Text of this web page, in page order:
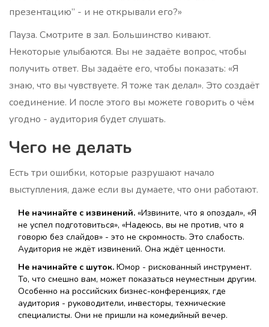
презентацию” - и не открывали его?»
Пауза. Смотрите в зал. Большинство кивают.
Некоторые улыбаются. Вы не задаёте вопрос, чтобы
получить ответ. Вы задаёте его, чтобы показать: «Я
знаю, что вы чувствуете. Я тоже так делал». Это создаёт
соединение. И после этого вы можете говорить о чём
угодно - аудитория будет слушать.
Чего не делать
Есть три ошибки, которые разрушают начало
выступления, даже если вы думаете, что они работают.
Не начинайте с извинений. «Извините, что я опоздал», «Я
не успел подготовиться», «Надеюсь, вы не против, что я
говорю без слайдов» - это не скромность. Это слабость.
Аудитория не ждёт извинений. Она ждёт ценности.
Не начинайте с шуток. Юмор - рискованный инструмент.
То, что смешно вам, может показаться неуместным другим.
Особенно на российских бизнес-конференциях, где
аудитория - руководители, инвесторы, технические
специалисты. Они не пришли на комедийный вечер.